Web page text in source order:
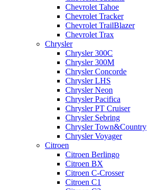
Chevrolet Tahoe
Chevrolet Tracker
Chevrolet TrailBlazer
Chevrolet Trax
Chrysler
Chrysler 300C
Chrysler 300M
Chrysler Concorde
Chrysler LHS
Chrysler Neon
Chrysler Pacifica
Chrysler PT Cruiser
Chrysler Sebring
Chrysler Town&Country
Chrysler Voyager
Citroen
Citroen Berlingo
Citroen BX
Citroen C-Crosser
Citroen C1